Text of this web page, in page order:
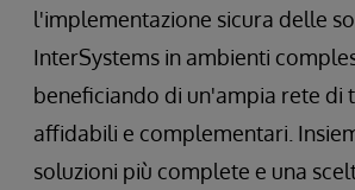
l'implementazione sicura delle
InterSystems in ambienti
beneficiando di un'ampia rete di
affidabili e complementari.
soluzioni più complete e una